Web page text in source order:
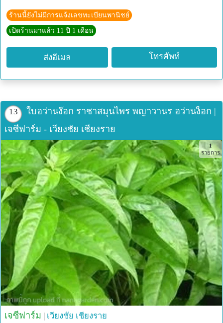
ชำระโดยการโอนเงินเข้าบัญชี
ธนาคารกสิกรไทย
เลขที่บัญชี 405-2-67753-5
นาง ศุปริญญา เจริญราษฎร์
---------------------------------------------------------
*ได้โอนเงินค่า อะไรบ้าง
*จำนวน.............................บาทแล้ว
*ในวดป..................เวลา..........................
*กรุณาส่ง (ขอชื่อ-นามสกุลจริง)+ที่อยู่ที่ชัดเจน.......
.........................................................
*รหัสไปรษณีย์............................................
หมายเลขโทรศัพท์.....................................
---------------------------------------------------------
ติดต่อ + พูดคุย 085-2142867 080-1870589 gsm
email:pcdt59@hotmail.com
ร้านนี้ยังไม่มีการแจ้งเลขทะเบียนพานิชย์
เปิดร้านมาแล้ว 11 ปี 1 เดือน
ส่งอีเมล โทรศัพท์
13
ใบฮว่านง๊อก ราชาสมุนไพร พญาวานร ฮว่านง็อก |
เจซีฟาร์ม - เวียงชัย เชียงราย
1
รายการ
เจซีฟาร์ม เวียงชัย เชียงราย